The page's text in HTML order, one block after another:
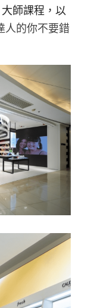
師課程，以
人的你不要錯